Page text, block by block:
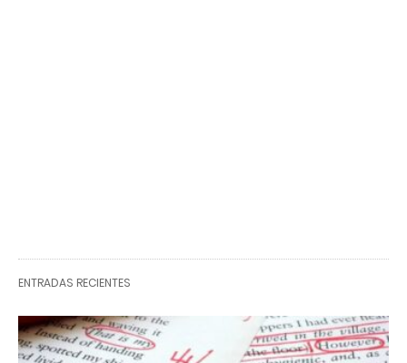
ENTRADAS RECIENTES